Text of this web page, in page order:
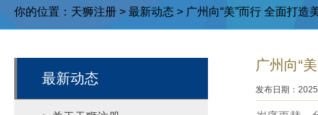
你的位置： 天狮注册 > 最新动态 > 广州向“美”而行 全面打造
最新动态
广州向“
发布日期：